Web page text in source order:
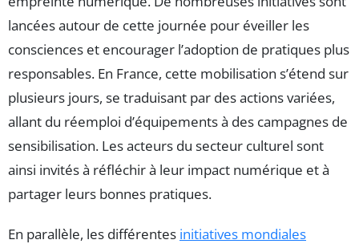
lancées autour de cette journée pour éveiller les
consciences et encourager l’adoption de pratiques plus
responsables. En France, cette mobilisation s’étend sur
plusieurs jours, se traduisant par des actions variées,
allant du réemploi d’équipements à des campagnes de
sensibilisation. Les acteurs du secteur culturel sont
ainsi invités à réfléchir à leur impact numérique et à
partager leurs bonnes pratiques.
En parallèle, les différentes initiatives mondiales